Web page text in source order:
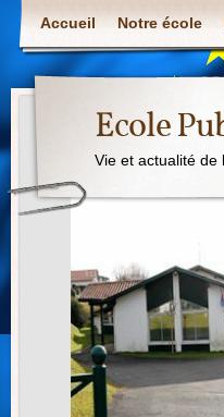
Accueil Notre école
Ecole
Vie et actualité de